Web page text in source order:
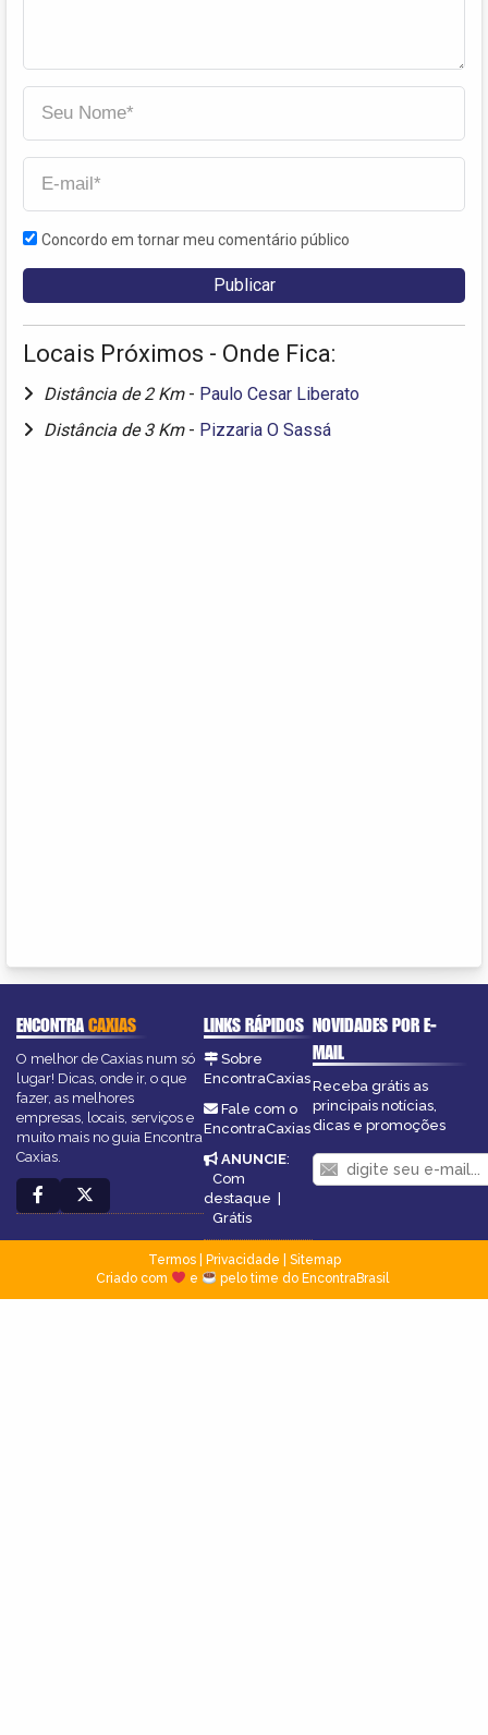
Concordo em tornar meu comentário público
Locais Próximos - Onde Fica:
Distância de 2 Km - Paulo Cesar Liberato
Distância de 3 Km - Pizzaria O Sassá
ENCONTRACAXIAS
O melhor de Caxias num só
lugar! Dicas, onde ir, o que
fazer, as melhores
empresas, locais, serviços e
muito mais no guia Encontra
Caxias.
LINKS RÁPIDOS
Sobre
EncontraCaxias
Fale com o
EncontraCaxias
ANUNCIE:
Com
destaque
Grátis
NOVIDADES POR E-
MAIL
Receba grátis as
principais notícias,
dicas e promoções
Termos| Privacidade
Sitemap
Criado com
e pelo time do EncontraBrasil